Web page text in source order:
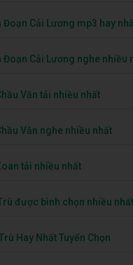
Đoạn Cải Lương mp3 hay
Đoạn Cải Lương nghe nhiều
Văn tải nhiều nhất
Văn nghe nhiều nhất
tải nhiều nhất
được bình chọn nhiều nhất
Hay Nhất Tuyển Chọn